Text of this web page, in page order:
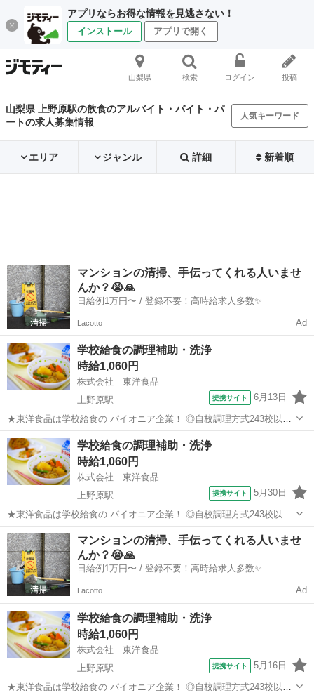
アプリならお得な情報を見逃さない！
インストール アプリで開く
山梨県 検索 ログイン 投稿
山梨県 上野原駅の飲食のアルバイト・バイト・パ
ートの求人募集情報
人気キーワード
エリア ジャンル 詳細 新着順
マンションの清掃、手伝ってくれる人いませ
んか？😭🙏
日給例1万円〜 / 登録不要！高時給求人多数✨
Lacotto Ad
学校給食の調理補助・洗浄
時給1,060円
株式会社 東洋食品
上野原駅
提携サイト 6月13日
★東洋食品は学校給食の パイオニア企業！ ◎自校調理方式243校以上/
◎センター方式321箇所以上 ★当社は北海道から九州まで 全国の子ど
もたちの6人に1人、 1日あたり「150万食以上」 の学校給食を提供し
ている 会...
山梨 上野原市 上野原駅 その他
学校給食の調理補助・洗浄
時給1,060円
株式会社 東洋食品
上野原駅
提携サイト 5月30日
★東洋食品は学校給食の パイオニア企業！ ◎自校調理方式243校以上/
◎センター方式321箇所以上 ★当社は北海道から九州まで 全国の子ど
もたちの6人に1人、 1日あたり「150万食以上」 の学校給食を提供し
ている 会...
山梨 上野原市 その他
マンションの清掃、手伝ってくれる人いませ
んか？😭🙏
日給例1万円〜 / 登録不要！高時給求人多数✨
Lacotto Ad
学校給食の調理補助・洗浄
時給1,060円
株式会社 東洋食品
上野原駅
提携サイト 5月16日
★東洋食品は学校給食の パイオニア企業！ ◎自校調理方式243校以上/